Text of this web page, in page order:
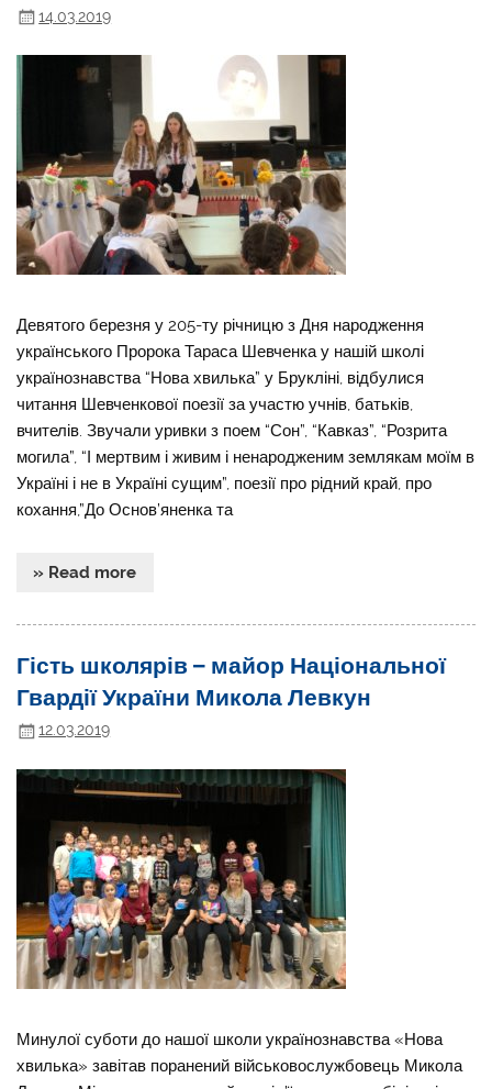
14.03.2019
Девятого березня у 205-ту річницю з Дня народження
українського Пророка Тараса Шевченка у нашій школі
українознавства “Нова хвилька” у Брукліні, відбулися
читання Шевченкової поезії за участю учнів, батьків,
вчителів. Звучали уривки з поем “Сон”, “Кавказ”, “Розрита
могила”, “І мертвим і живим і ненародженим землякам моїм в
Україні і не в Україні сущим”, поезії про рідний край, про
кохання,”До Основ’яненка та
» Read more
Гість школярів – майор Національної
Гвардії України Микола Левкун
12.03.2019
Минулої суботи до нашої школи українознавства «Нова
хвилька» завітав поранений військовослужбовець Микола